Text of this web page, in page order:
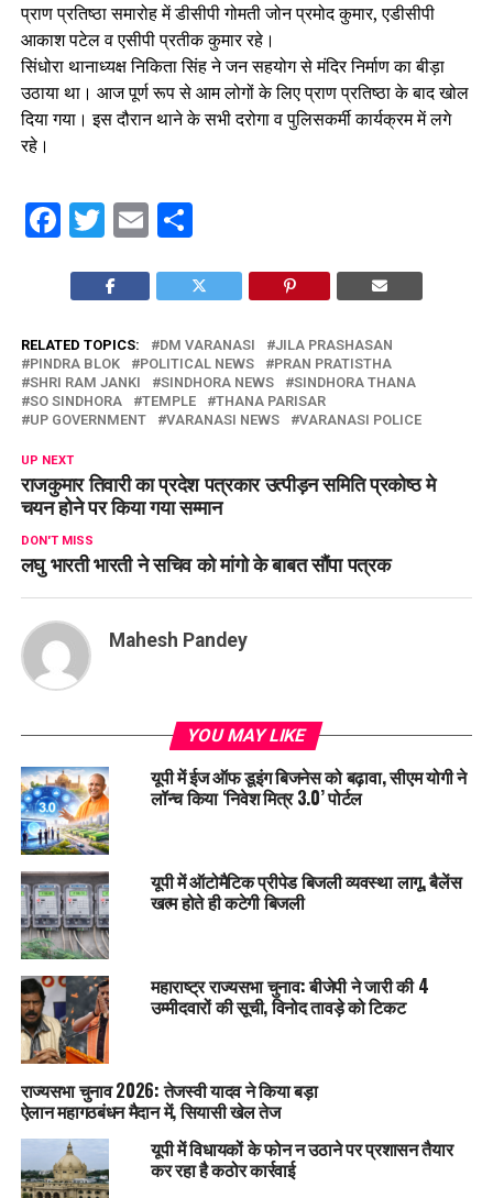
प्राण प्रतिष्ठा समारोह में डीसीपी गोमती जोन प्रमोद कुमार, एडीसीपी
आकाश पटेल व एसीपी प्रतीक कुमार रहे।
सिंधोरा थानाध्यक्ष निकिता सिंह ने जन सहयोग से मंदिर निर्माण का बीड़ा
उठाया था। आज पूर्ण रूप से आम लोगों के लिए प्राण प्रतिष्ठा के बाद खोल
दिया गया। इस दौरान थाने के सभी दरोगा व पुलिसकर्मी कार्यक्रम में लगे
रहे।
Facebook
Twitter
EmailShare
RELATED TOPICS: DM VARANASI
JILA PRASHASAN
PINDRA BLOK
POLITICAL NEWS
PRAN PRATISTHA
SHRI RAM JANKI
SINDHORA NEWS
SINDHORA THANA
SO SINDHORA
TEMPLE
THANA PARISAR
UP GOVERNMENT
VARANASI NEWS VARANASI POLICE
UP NEXT
राजकुमार तिवारी का प्रदेश पत्रकार उत्पीड़न समिति प्रकोष्ठ मे
चयन होने पर किया गया सम्मान
DON'T MISS
लघु भारती भारती ने सचिव को मांगो के बाबत सौंपा पत्रक
Mahesh Pandey
YOU MAY LIKE
यूपी में ईज ऑफ डूइंग बिजनेस को बढ़ावा, सीएम योगी ने
लॉन्च किया ‘निवेश मित्र 3.0’ पोर्टल
यूपी में ऑटोमैटिक प्रीपेड बिजली व्यवस्था लागू, बैलेंस
खत्म होते ही कटेगी बिजली
महाराष्ट्र राज्यसभा चुनाव: बीजेपी ने जारी की 4
उम्मीदवारों की सूची, विनोद तावड़े को टिकट
राज्यसभा चुनाव 2026: तेजस्वी यादव ने किया बड़ा
ऐलान महागठबंधन मैदान में, सियासी खेल तेज
यूपी में विधायकों के फोन न उठाने पर प्रशासन तैयार
कर रहा है कठोर कार्रवाई